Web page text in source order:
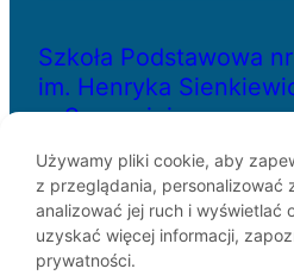
Szkoła Podstawowa
im. Henryka
w Szczecinie
ul. Bł. Królowej Jadwigi 29
70-262 Szczecin
telefon: 91-433-30-07
Używamy pliki cookie, aby
z przeglądania, personalizować
analizować jej ruch i wyświetlać
uzyskać więcej informacji,
prywatności.